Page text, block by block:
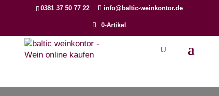
0381 37 50 77 22 info@baltic-weinkontor.de
0-Artikel
search